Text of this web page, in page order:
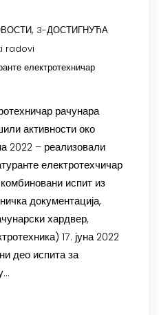
, 3-ДОСТИГНУЋА
radovi
електротехничар
рачунара
активности око
2022 – реализовали
електротехчичар
испит из
документација,
хардвер,
17. јуна 2022
део испита за